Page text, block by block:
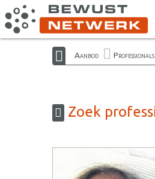
Aanbod Professionals
Zoek